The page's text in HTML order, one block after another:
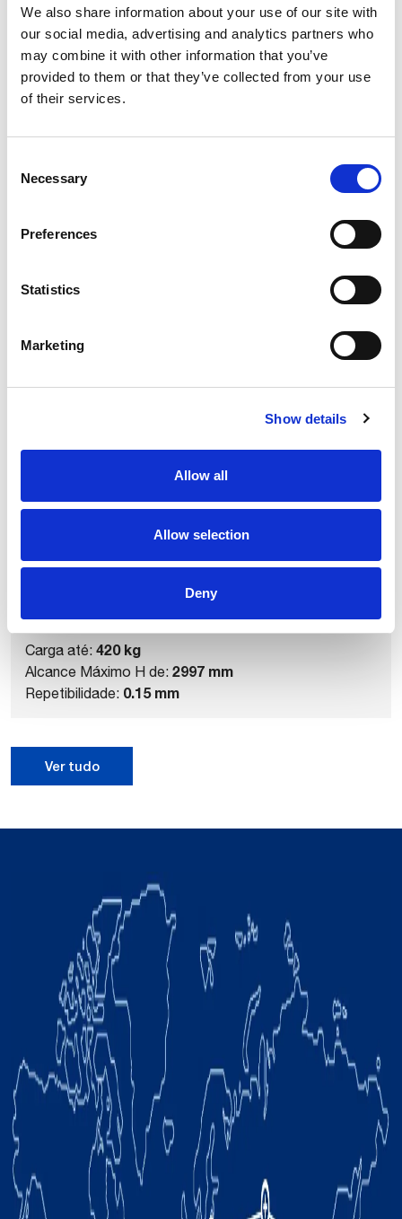
We also share information about your use of our site with
our social media, advertising and analytics partners who
may combine it with other information that you’ve
provided to them or that they’ve collected from your use
of their services.
Selection
Necessary
Preferences
Statistics
Marketing
Show details
Allow all
Allow selection
Deny
Eixos Externos
Deslizadores
NJ-420-3.0
Carga até: 420 kg
Alcance Máximo H de: 2997 mm
Repetibilidade: 0.15 mm
Ver tudo